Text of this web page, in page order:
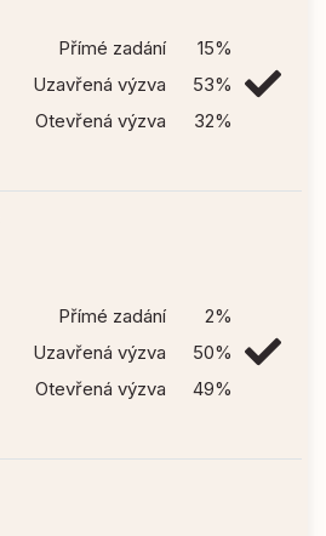
Přímé zadání
15%
Uzavřená výzva
53%
Otevřená výzva
32%
Přímé zadání
2%
Uzavřená výzva
50%
Otevřená výzva
49%